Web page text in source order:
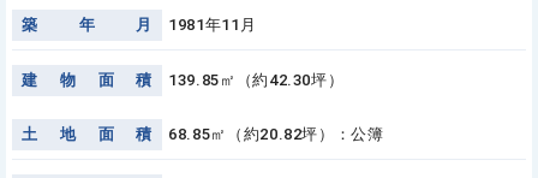
築 年 月 1981年11月
建 物 面 積 139.85㎡（約42.30坪）
土 地 面 積 68.85㎡（約20.82坪）：公簿